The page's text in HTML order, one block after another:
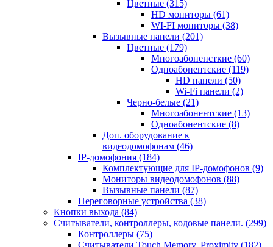
Цветные (315)
HD мониторы (61)
WI-FI мониторы (38)
Вызывные панели (201)
Цветные (179)
Многоабоненсткие (60)
Одноабонентские (119)
HD панели (50)
Wi-Fi панели (2)
Черно-белые (21)
Многоабонентские (13)
Одноабонентские (8)
Доп. оборудование к
видеодомофонам (46)
IP-домофония (184)
Комплектующие для IP-домофонов (9)
Мониторы видеодомофонов (88)
Вызывные панели (87)
Переговорные устройства (38)
Кнопки выхода (84)
Считыватели, контроллеры, кодовые панели. (299)
Контроллеры (75)
Считыватели Touch Memory, Proximity (182)